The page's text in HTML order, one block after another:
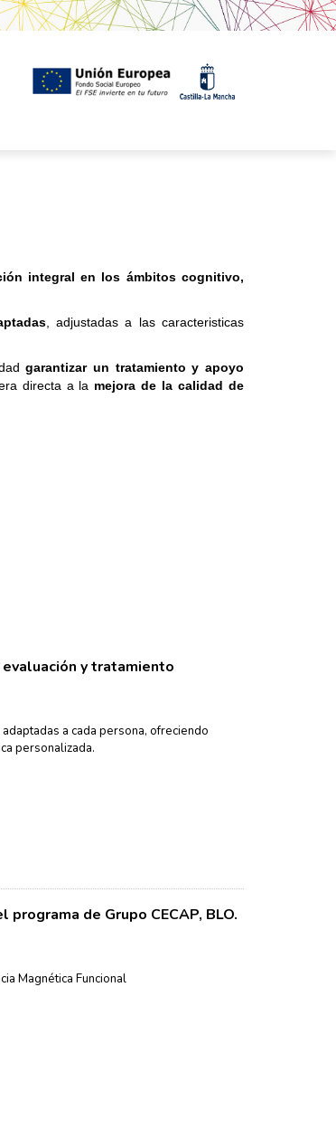
integral en los ámbitos cognitivo,
, adjustadas a las caracteristicas
garantizar un tratamiento y apoyo
directa a la mejora de la calidad de
y tratamiento
a cada persona, ofreciendo
personalizada.
de Grupo CECAP, BLO.
Magnética Funcional